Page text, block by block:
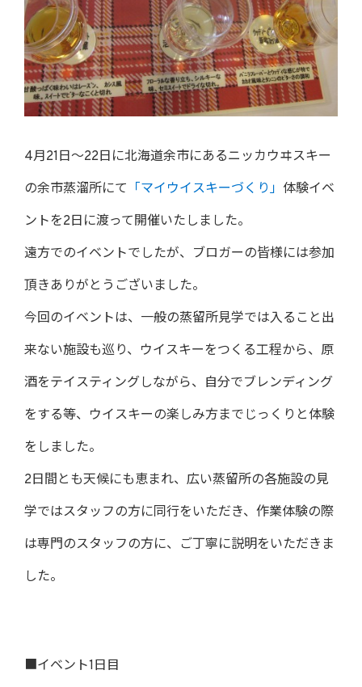
4月21日～22日に北海道余市にあるニッカウヰスキー
の余市蒸溜所にて 「マイウイスキーづくり」 体験イベ
ントを2日に渡って開催いたしました。
遠方でのイベントでしたが、ブロガーの皆様には参加
頂きありがとうございました。
今回のイベントは、一般の蒸留所見学では入ること出
来ない施設も巡り、ウイスキーをつくる工程から、原
酒をテイスティングしながら、自分でブレンディング
をする等、ウイスキーの楽しみ方までじっくりと体験
をしました。
2日間とも天候にも恵まれ、広い蒸留所の各施設の見
学ではスタッフの方に同行をいただき、作業体験の際
は専門のスタッフの方に、ご丁寧に説明をいただきま
した。
■イベント1日目